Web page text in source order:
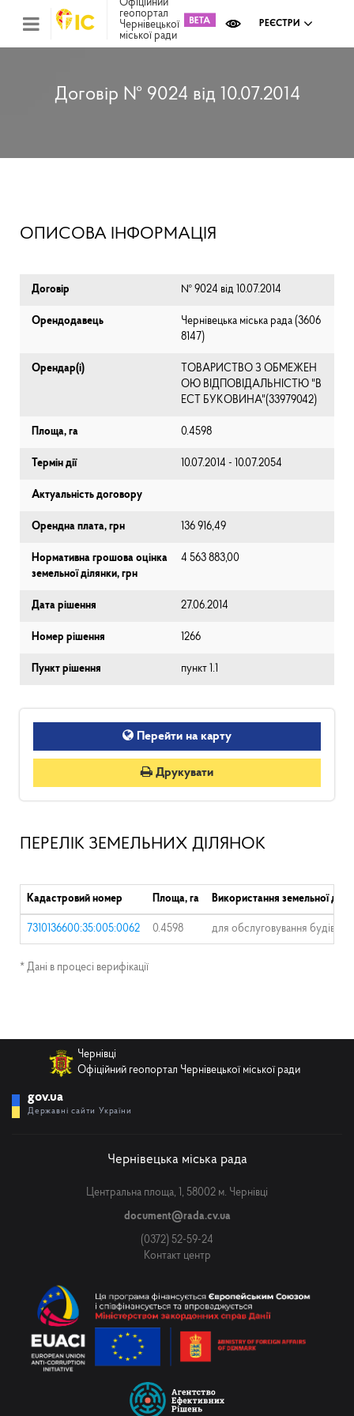
Офіційний
геопортал
Чернівецької
міської ради
РЕЄСТРИ
Договір № 9024 від 10.07.2014
ОПИСОВА ІНФОРМАЦІЯ
Договір № 9024 від 10.07.2014
Орендодавець
Чернівецька міська рада (⁨3606
8147⁩)
Орендар(і)
ТОВАРИСТВО З ОБМЕЖЕН
ОЮ ВІДПОВІДАЛЬНІСТЮ "В
ЕСТ БУКОВИНА"(33979042)
Площа, га 0.4598
Термін дії 10.07.2014 - 10.07.2054
Актуальність договору
Орендна плата, грн 136 916,49
Нормативна грошова оцінка
земельної ділянки, грн
4 563 883,00
Дата рішення 27.06.2014
Номер рішення 1266
Пункт рішення пункт 1.1
Перейти на карту
Друкувати
ПЕРЕЛІК ЗЕМЕЛЬНИХ ДІЛЯНОК
Кадастровий номер Площа, га Використання земельної
7310136600:35:005:0062 0.4598 для обслуговування будівель
* Дані в процесі верифікації
Чернівці
Офіційний геопортал Чернівецької міської ради
gov.ua
Державні сайти України
Чернівецька міська рада
Центральна площа, 1, 58002 м. Чернівці
document@rada.cv.ua
(0372) 52-59-24
Контакт центр